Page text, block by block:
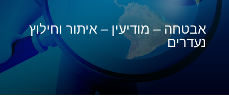
אבטחה – מודיעין – איתור וחילוץ
נעדרים